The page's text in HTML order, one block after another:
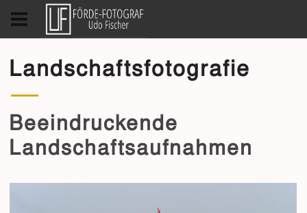
Landschaftsfotografie
Beeindruckende
Landschaftsaufnahmen